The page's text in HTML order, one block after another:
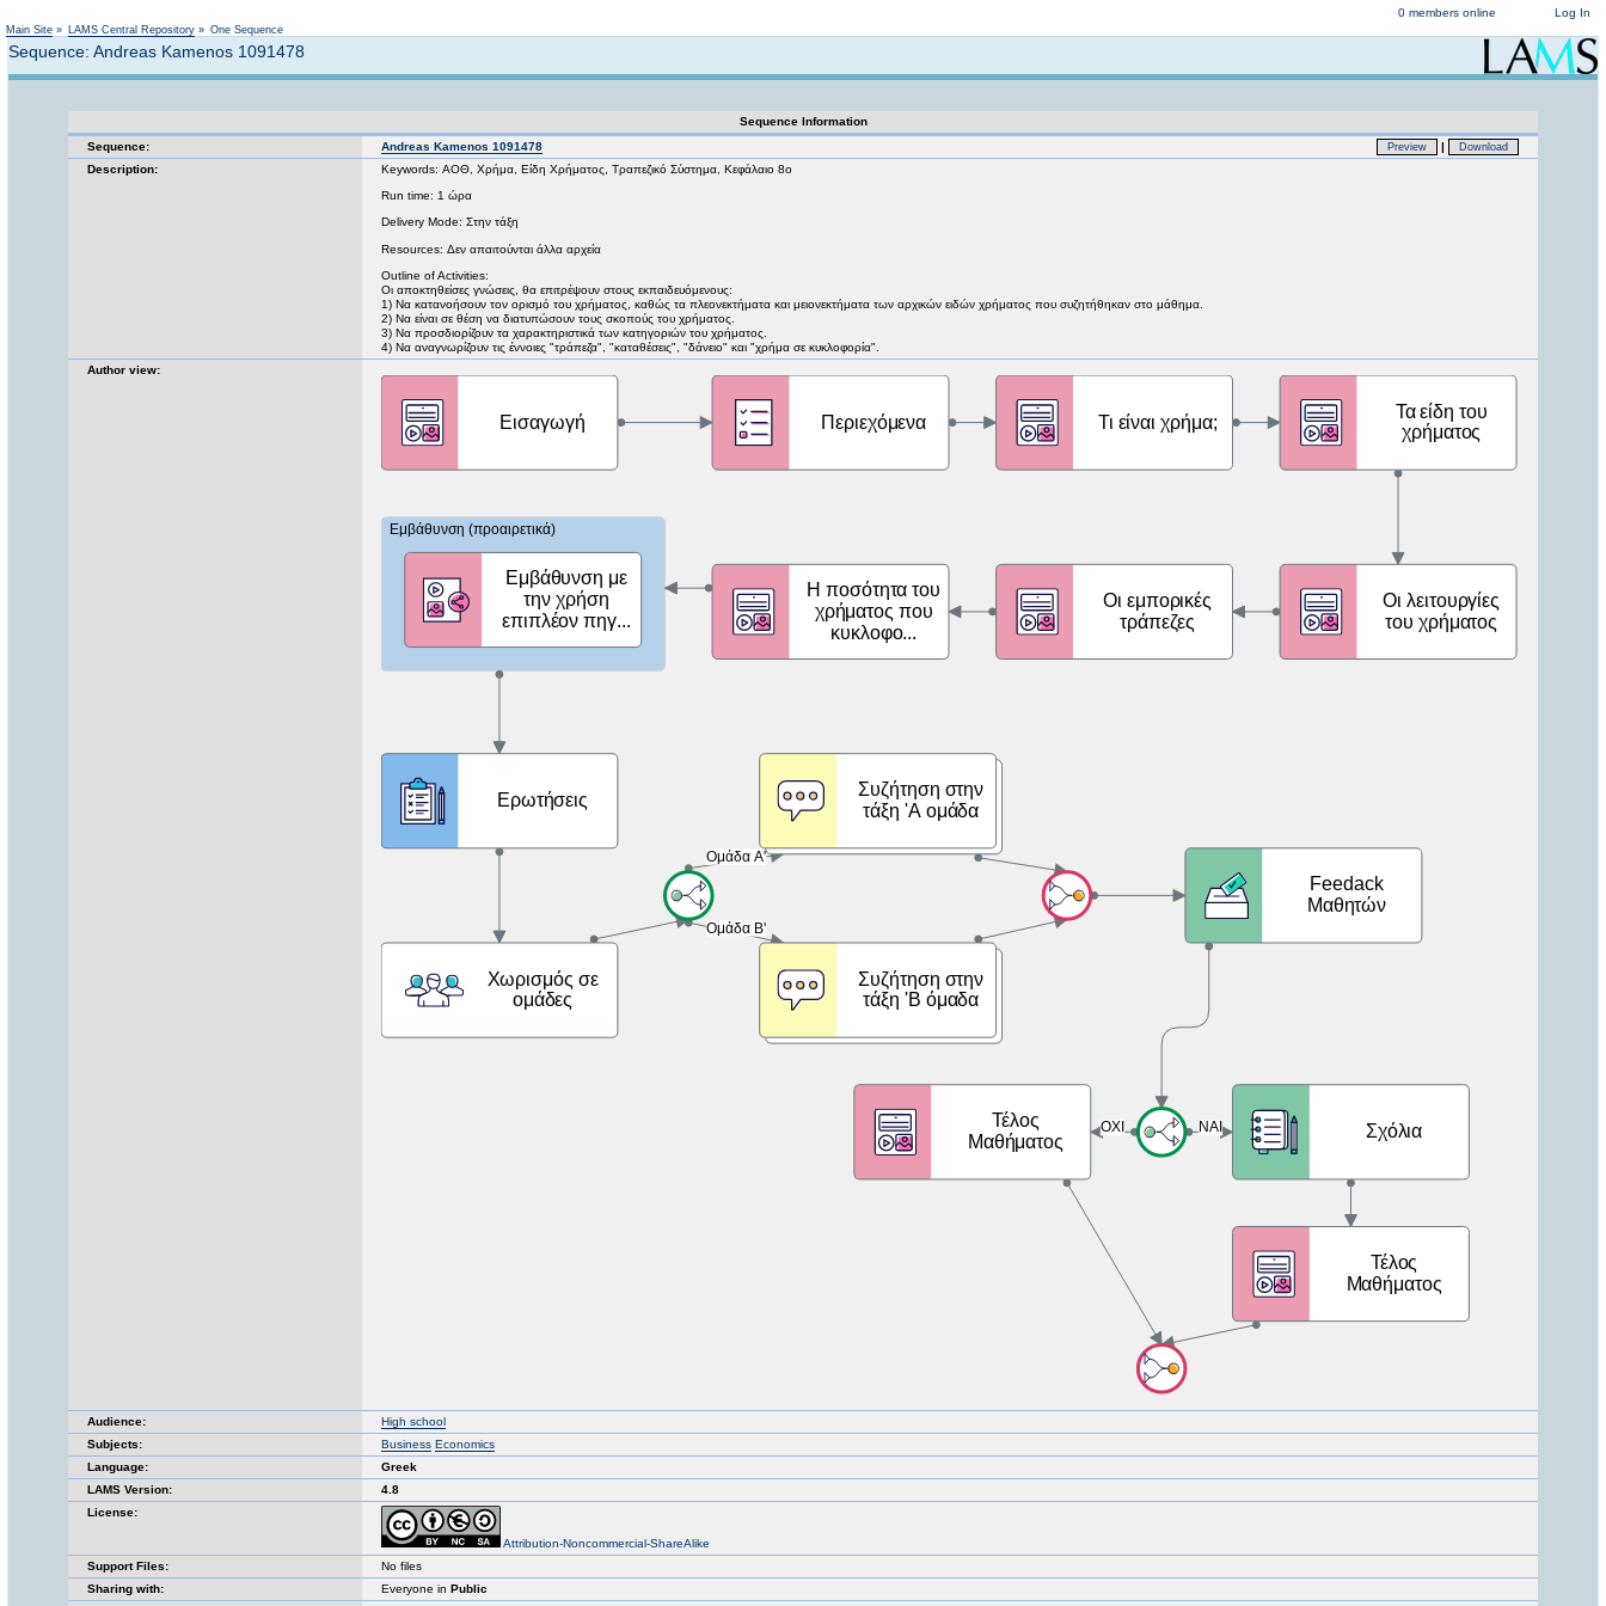
Log In
0 members online
Main Site » LAMS Central Repository » One Sequence
Sequence: Andreas Kamenos 1091478
Sequence Information
Sequence:
Andreas Kamenos 1091478 Preview | Download
Description: Keywords: ΑΟΘ, Χρήμα, Είδη Χρήματος, Τραπεζικό Σύστημα, Κεφάλαιο 8ο
Run time: 1 ώρα
Delivery Mode: Στην τάξη
Resources: Δεν απαιτούνται άλλα αρχεία
Outline of Activities:
Οι αποκτηθείσες γνώσεις, θα επιτρέψουν στους εκπαιδευόμενους:
1) Να κατανοήσουν τον ορισμό του χρήματος, καθώς τα πλεονεκτήματα και μειονεκτήματα των αρχικών ειδών χρήματος που συζητήθηκαν στο μάθημα.
2) Να είναι σε θέση να διατυπώσουν τους σκοπούς του χρήματος.
3) Να προσδιορίζουν τα χαρακτηριστικά των κατηγοριών του χρήματος.
4) Να αναγνωρίζουν τις έννοιες "τράπεζα", "καταθέσεις", "δάνειο" και "χρήμα σε κυκλοφορία".
Author view:
Audience:
High school
Subjects:
Business Economics
Language:
Greek
LAMS Version:
4.8
License:
Attribution-Noncommercial-ShareAlike
Support Files:
No files
Sharing with:
Everyone in Public